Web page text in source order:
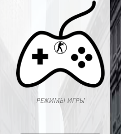
РЕЖИМЫ ИГРЫ